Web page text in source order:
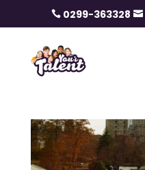
 0299-363328 